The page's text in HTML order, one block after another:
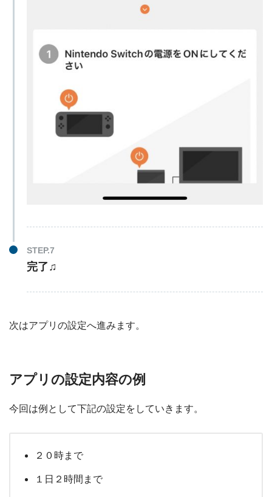
完了♫
次はアプリの設定へ進みます。
アプリの設定内容の例
今回は例として下記の設定をしていきます。
２０時まで
１日２時間まで